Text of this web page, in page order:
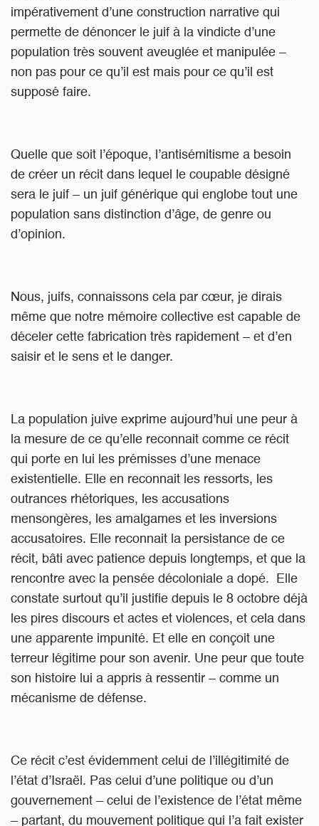
impérativement d’une construction narrative qui
permette de dénoncer le juif à la vindicte d’une
population très souvent aveuglée et manipulée –
non pas pour ce qu’il est mais pour ce qu’il est
supposé faire.
Quelle que soit l’époque, l’antisémitisme a besoin
de créer un récit dans lequel le coupable désigné
sera le juif – un juif générique qui englobe tout une
population sans distinction d’âge, de genre ou
d’opinion.
Nous, juifs, connaissons cela par cœur, je dirais
même que notre mémoire collective est capable de
déceler cette fabrication très rapidement – et d’en
saisir et le sens et le danger.
La population juive exprime aujourd’hui une peur à
la mesure de ce qu’elle reconnait comme ce récit
qui porte en lui les prémisses d’une menace
existentielle. Elle en reconnait les ressorts, les
outrances rhétoriques, les accusations
mensongères, les amalgames et les inversions
accusatoires. Elle reconnait la persistance de ce
récit, bâti avec patience depuis longtemps, et que la
rencontre avec la pensée décoloniale a dopé. Elle
constate surtout qu’il justifie depuis le 8 octobre déjà
les pires discours et actes et violences, et cela dans
une apparente impunité. Et elle en conçoit une
terreur légitime pour son avenir. Une peur que toute
son histoire lui a appris à ressentir – comme un
mécanisme de défense.
Ce récit c’est évidemment celui de l’illégitimité de
l’état d’Israël. Pas celui d’une politique ou d’un
gouvernement – celui de l’existence de l’état même
– partant, du mouvement politique qui l’a fait exister